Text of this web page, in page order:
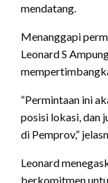
mendatang.
Menanggapi
Leonard S
“Permintaan ini
posisi lokasi, dan
di Pemprov,”
Leonard
berkomitmen